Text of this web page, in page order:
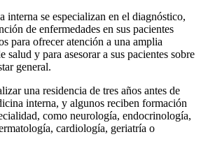
interna se especializan en el diagnóstico,
de enfermedades en sus pacientes
para ofrecer atención a una amplia
salud y para asesorar a sus pacientes sobre
general.
una residencia de tres años antes de
interna, y algunos reciben formación
como neurología, endocrinología,
cardiología, geriatría o